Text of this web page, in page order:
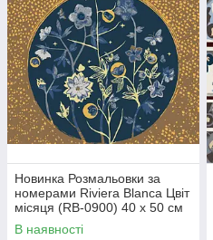
Новинка Розмальовки за
номерами Riviera Blanca Цвіт
місяця (RB-0900) 40 х 50 см
В наявності